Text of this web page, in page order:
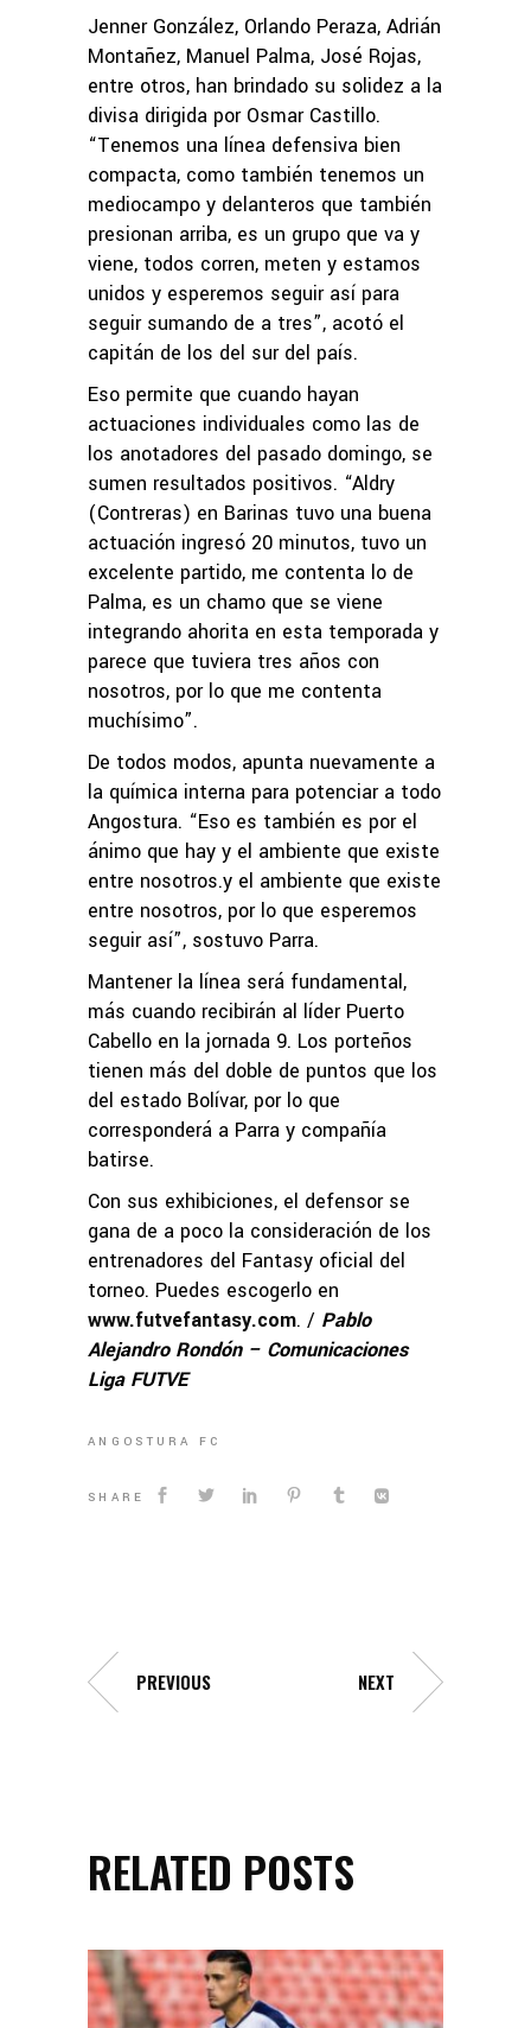
Jenner González, Orlando Peraza, Adrián
Montañez, Manuel Palma, José Rojas,
entre otros, han brindado su solidez a la
divisa dirigida por Osmar Castillo.
“Tenemos una línea defensiva bien
compacta, como también tenemos un
mediocampo y delanteros que también
presionan arriba, es un grupo que va y
viene, todos corren, meten y estamos
unidos y esperemos seguir así para
seguir sumando de a tres”, acotó el
capitán de los del sur del país.
Eso permite que cuando hayan
actuaciones individuales como las de
los anotadores del pasado domingo, se
sumen resultados positivos. “Aldry
(Contreras) en Barinas tuvo una buena
actuación ingresó 20 minutos, tuvo un
excelente partido, me contenta lo de
Palma, es un chamo que se viene
integrando ahorita en esta temporada y
parece que tuviera tres años con
nosotros, por lo que me contenta
muchísimo”.
De todos modos, apunta nuevamente a
la química interna para potenciar a todo
Angostura. “Eso es también es por el
ánimo que hay y el ambiente que existe
entre nosotros.y el ambiente que existe
entre nosotros, por lo que esperemos
seguir así”, sostuvo Parra.
Mantener la línea será fundamental,
más cuando recibirán al líder Puerto
Cabello en la jornada 9. Los porteños
tienen más del doble de puntos que los
del estado Bolívar, por lo que
corresponderá a Parra y compañía
batirse.
Con sus exhibiciones, el defensor se
gana de a poco la consideración de los
entrenadores del Fantasy oficial del
torneo. Puedes escogerlo en
www.futvefantasy.com. / Pablo
Alejandro Rondón – Comunicaciones
Liga FUTVE
ANGOSTURA FC
SHARE
PREVIOUS NEXT
RELATED POSTS